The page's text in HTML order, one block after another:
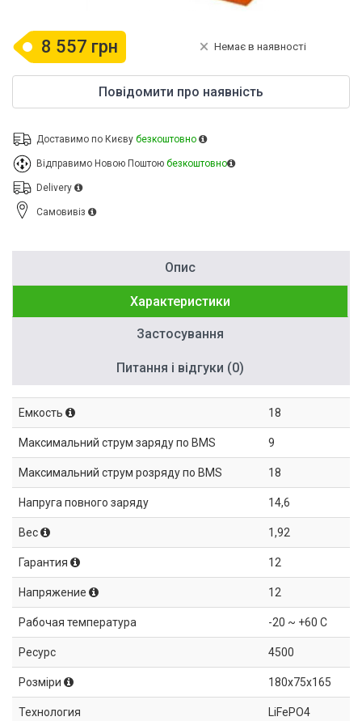
8 557 грн Немає в наявності
Повідомити про наявність
Доставимо по Києву безкоштовно
Відправимо Новою Поштою безкоштовно
Delivery
Cамовивіз
Опис
Характеристики
Застосування
Питання і відгуки (0)
Емкость 18
Максимальний струм заряду по BMS 9
Максимальний струм розряду по BMS 18
Напруга повного заряду 14,6
Вес 1,92
Гарантия 12
Напряжение 12
Рабочая температура -20 ~ +60 C
Ресурс 4500
Розміри 180x75x165
Технология LiFePO4